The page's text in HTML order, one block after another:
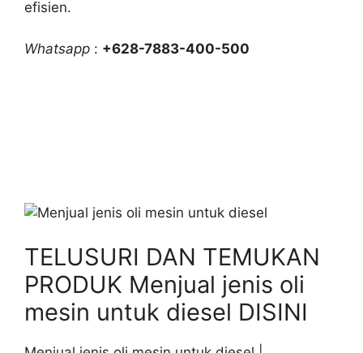
efisien.
Whatsapp : +628-7883-400-500
TELUSURI DAN TEMUKAN
PRODUK Menjual jenis oli
mesin untuk diesel DISINI